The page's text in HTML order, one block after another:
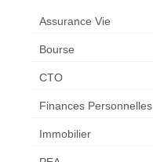
Assurance Vie
Bourse
CTO
Finances Personnelles
Immobilier